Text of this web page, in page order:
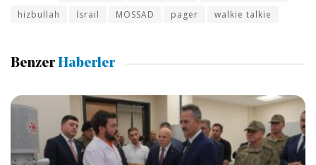
hizbullah
İsrail MOSSAD pager walkie talkie
Benzer Haberler